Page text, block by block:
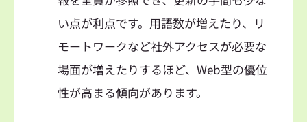
い点が利点です。用語数が増えたり、リ
モートワークなど社外アクセスが必要な
場面が増えたりするほど、Web型の優位
性が高まる傾向があります。